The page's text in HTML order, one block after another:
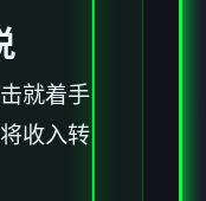
就着手
收入转